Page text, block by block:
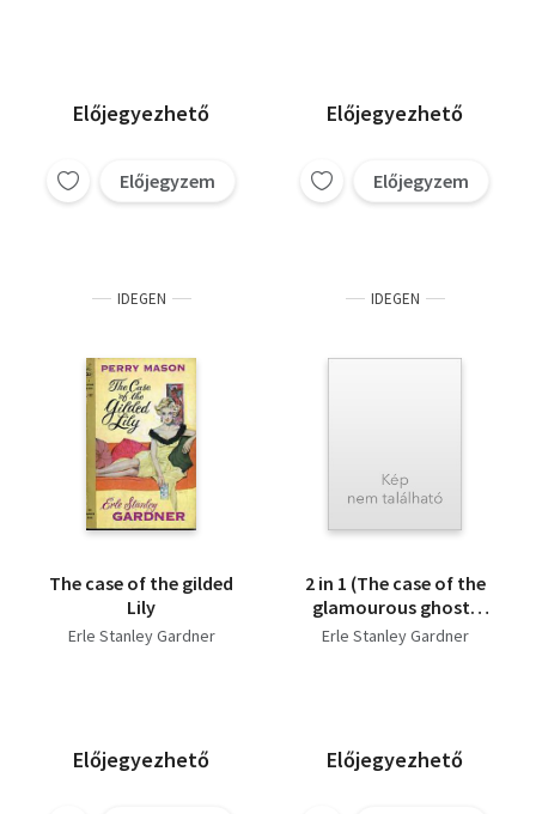
Előjegyezhető
Előjegyzem
Előjegyezhető
Előjegyzem
IDEGEN
The case of the gilded
Lily
Erle Stanley Gardner
Előjegyezhető
IDEGEN
2 in 1 (The case of the
glamourous ghost-
The case of the half-
Erle Stanley Gardner
Előjegyezhető